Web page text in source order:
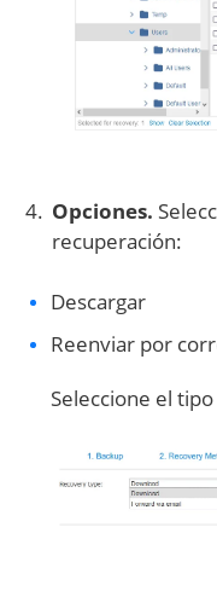
Opciones.
recuperación:
Descargar
Reenviar por
Seleccione el